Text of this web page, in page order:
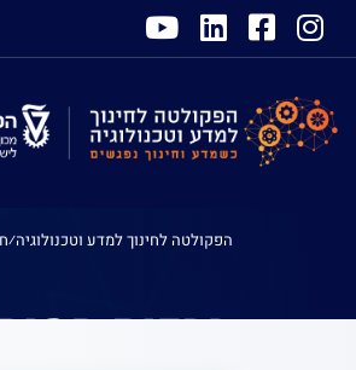
הפקולטה לחינוך למדע וטכנולוגיה⁄
ברכות